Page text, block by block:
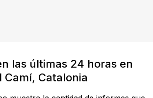
las últimas 24 horas en
Camí, Catalonia